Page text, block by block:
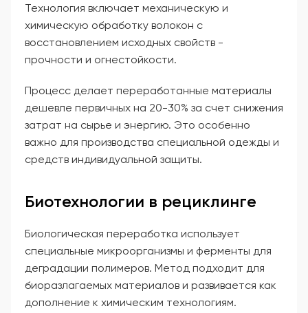
Технология включает механическую и
химическую обработку волокон с
восстановлением исходных свойств -
прочности и огнестойкости.
Процесс делает переработанные материалы
дешевле первичных на 20-30% за счет снижения
затрат на сырье и энергию. Это особенно
важно для производства специальной одежды и
средств индивидуальной защиты.
Биотехнологии в рециклинге
Биологическая переработка использует
специальные микроорганизмы и ферменты для
деградации полимеров. Метод подходит для
биоразлагаемых материалов и развивается как
дополнение к химическим технологиям.